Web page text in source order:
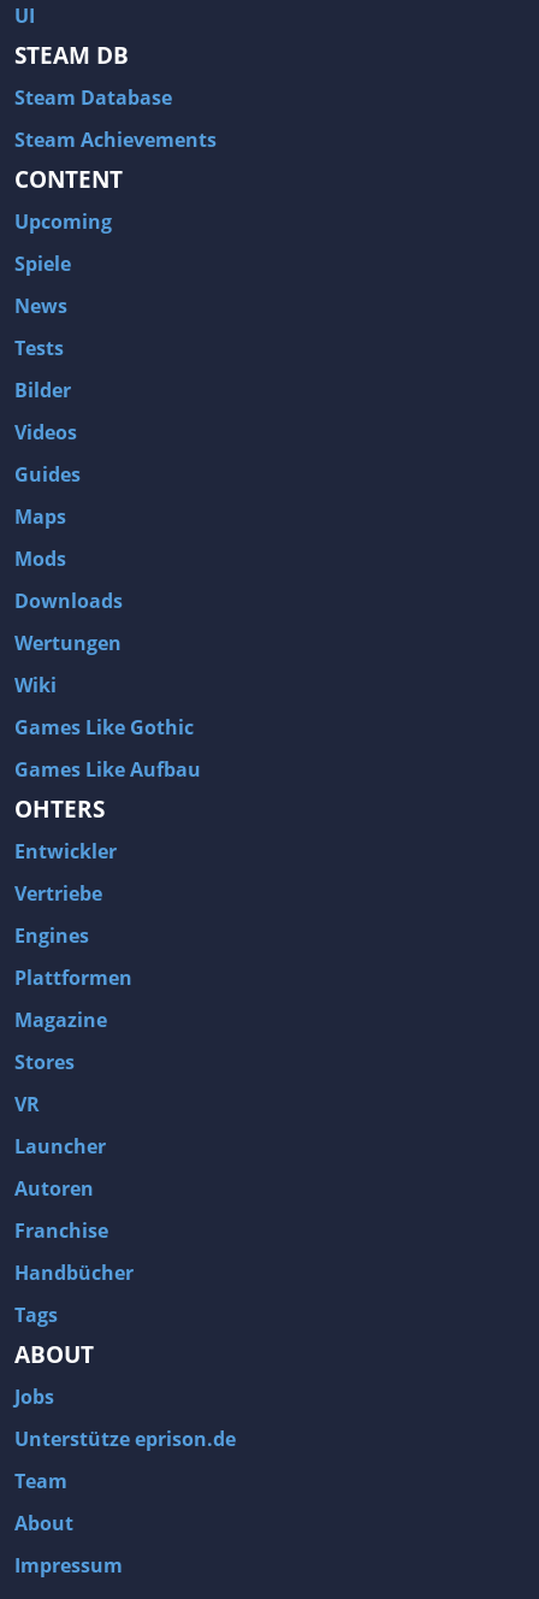
UI
STEAM DB
Steam Database
Steam Achievements
CONTENT
Upcoming
Spiele
News
Tests
Bilder
Videos
Guides
Maps
Mods
Downloads
Wertungen
Wiki
Games Like Gothic
Games Like Aufbau
OHTERS
Entwickler
Vertriebe
Engines
Plattformen
Magazine
Stores
VR
Launcher
Autoren
Franchise
Handbücher
Tags
ABOUT
Jobs
Unterstütze eprison.de
Team
About
Impressum